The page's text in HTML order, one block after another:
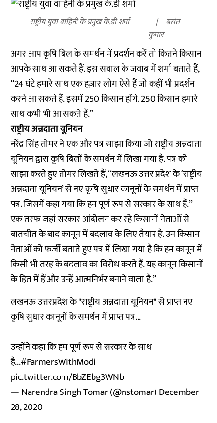
राष्ट्रीय युवा वाहिनी के प्रमुख के.डी शर्मा
बसंत
कुमार
अगर आप कृषि बिल के समर्थन में प्रदर्शन करें तो कितने किसान
आपके साथ आ सकते हैं. इस सवाल के जवाब में शर्मा बताते हैं,
‘‘24 घंटे हमारे साथ एक हज़ार लोग ऐसे हैं जो कहीं भी प्रदर्शन
करने आ सकते हैं. इसमें 250 किसान होंगे. 250 किसान हमारे
साथ कभी भी आ सकते हैं.’’
राष्ट्रीय अन्नदाता यूनियन
नरेंद्र सिंह तोमर ने एक और पत्र साझा किया जो राष्ट्रीय अन्नदाता
यूनियन द्वारा कृषि बिलों के समर्थन में लिखा गया है. पत्र को
साझा करते हुए तोमर लिखते हैं, ‘‘लखनऊ उत्तर प्रदेश के ‘राष्ट्रीय
अन्नदाता यूनियन’ से नए कृषि सुधार कानूनों के समर्थन में प्राप्त
पत्र. जिसमें कहा गया कि हम पूर्ण रूप से सरकार के साथ हैं.’’
एक तरफ जहां सरकार आंदोलन कर रहे किसानों नेताओं से
बातचीत के बाद कानून में बदलाव के लिए तैयार है. उन किसान
नेताओं को फर्जी बताते हुए पत्र में लिखा गया है कि हम कानून में
किसी भी तरह के बदलाव का विरोध करते हैं. यह कानून किसानों
के हित में हैं और उन्हें आत्मनिर्भर बनाने वाला है.’’
लखनऊ उत्तरप्रदेश के "राष्ट्रीय अन्नदाता यूनियन" से प्राप्त नए
कृषि सुधार कानूनों के समर्थन में प्राप्त पत्र...
उन्होंने कहा कि हम पूर्ण रूप से सरकार के साथ
हैं...#FarmersWithModi
pic.twitter.com/BbZEbg3WNb
— Narendra Singh Tomar (@nstomar)December
28, 2020